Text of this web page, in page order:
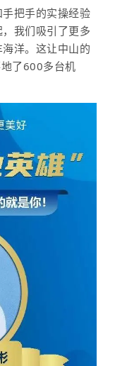
把手的实操经验
我们吸引了更多
洋。这让中山的
了600多台机